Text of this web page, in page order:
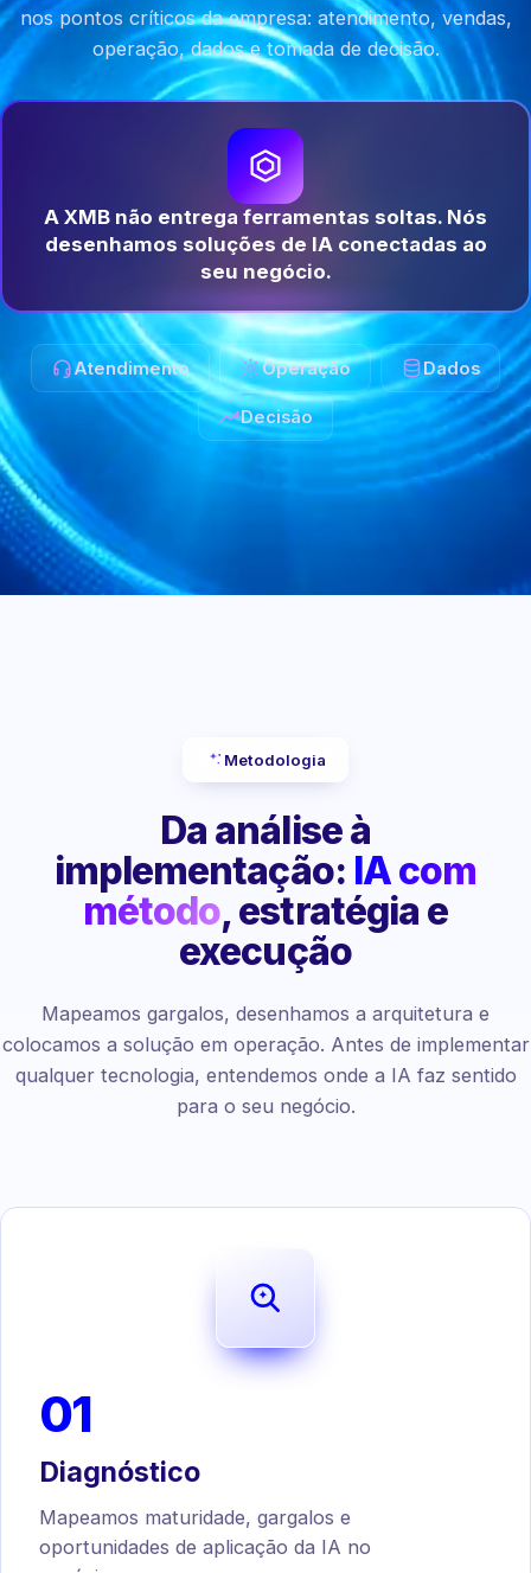
nos pontos críticos da empresa: atendimento, vendas,
operação, dados e tomada de decisão.
A XMB não entrega ferramentas soltas. Nós
desenhamos soluções de IA conectadas ao
seu negócio.
Atendimento Operação Dados
Decisão
Metodologia
Da análise à
implementação: IA com
método, estratégia e
execução
Mapeamos gargalos, desenhamos a arquitetura e
colocamos a solução em operação. Antes de implementar
qualquer tecnologia, entendemos onde a IA faz sentido
para o seu negócio.
01
Diagnóstico
Mapeamos maturidade, gargalos e
oportunidades de aplicação da IA no